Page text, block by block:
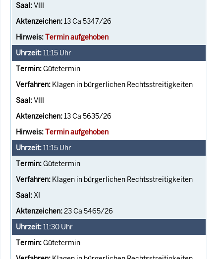
VIII
13 Ca 5347/26
Termin aufgehoben
11:15 Uhr
Gütetermin
Klagen in bürgerlichen Rechtsstreitigkeiten
VIII
13 Ca 5635/26
Termin aufgehoben
11:15 Uhr
Gütetermin
Klagen in bürgerlichen Rechtsstreitigkeiten
XI
23 Ca 5465/26
11:30 Uhr
Gütetermin